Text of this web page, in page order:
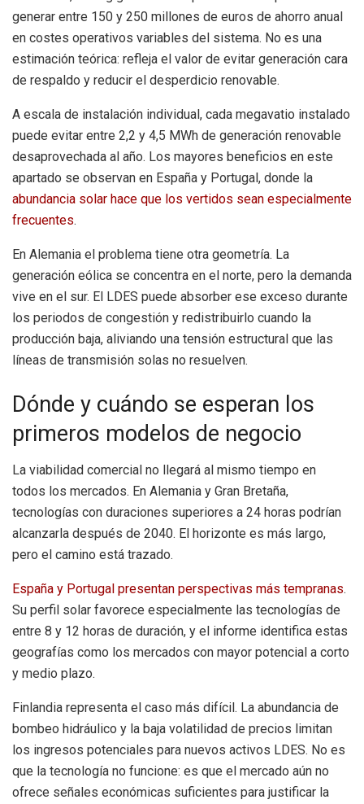
generar entre 150 y 250 millones de euros de ahorro anual
en costes operativos variables del sistema. No es una
estimación teórica: refleja el valor de evitar generación cara
de respaldo y reducir el desperdicio renovable.
A escala de instalación individual, cada megavatio instalado
puede evitar entre 2,2 y 4,5 MWh de generación renovable
desaprovechada al año. Los mayores beneficios en este
apartado se observan en España y Portugal, donde la
abundancia solar hace que los vertidos sean especialmente
frecuentes.
En Alemania el problema tiene otra geometría. La
generación eólica se concentra en el norte, pero la demanda
vive en el sur. El LDES puede absorber ese exceso durante
los periodos de congestión y redistribuirlo cuando la
producción baja, aliviando una tensión estructural que las
líneas de transmisión solas no resuelven.
Dónde y cuándo se esperan los
primeros modelos de negocio
La viabilidad comercial no llegará al mismo tiempo en
todos los mercados. En Alemania y Gran Bretaña,
tecnologías con duraciones superiores a 24 horas podrían
alcanzarla después de 2040. El horizonte es más largo,
pero el camino está trazado.
España y Portugal presentan perspectivas más tempranas.
Su perfil solar favorece especialmente las tecnologías de
entre 8 y 12 horas de duración, y el informe identifica estas
geografías como los mercados con mayor potencial a corto
y medio plazo.
Finlandia representa el caso más difícil. La abundancia de
bombeo hidráulico y la baja volatilidad de precios limitan
los ingresos potenciales para nuevos activos LDES. No es
que la tecnología no funcione: es que el mercado aún no
ofrece señales económicas suficientes para justificar la